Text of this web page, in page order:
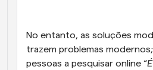
No entanto, as soluções
trazem problemas
pessoas a pesquisar online “